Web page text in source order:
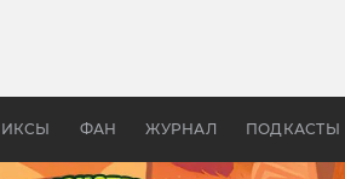
ФАН ЖУРНАЛ ПОДКАСТЫ
бы «Властелина колец»